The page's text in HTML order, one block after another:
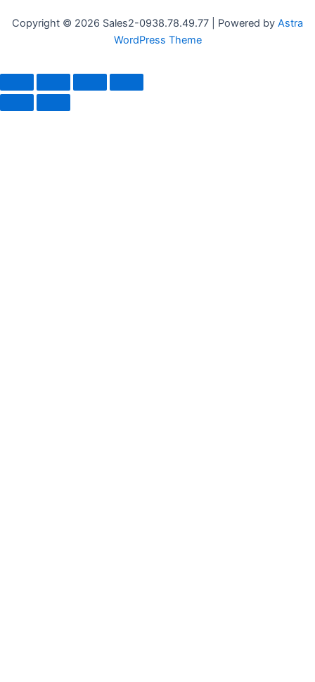
Copyright © 2026 Sales2-0938.78.49.77 | Powered by Astra
WordPress Theme